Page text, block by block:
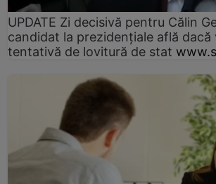
UPDATE Zi decisivă pentru Călin
candidat la prezidențiale află
tentativă de lovitură de stat